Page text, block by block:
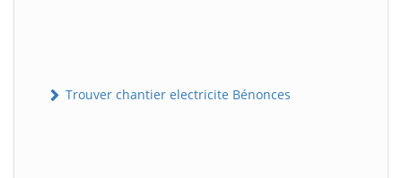
Trouver chantier electricite Bénonces